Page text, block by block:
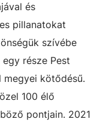
és
pillanatokat
szívébe
része Pest
megyei kötődésű.
100 élő
pontjain. 2021